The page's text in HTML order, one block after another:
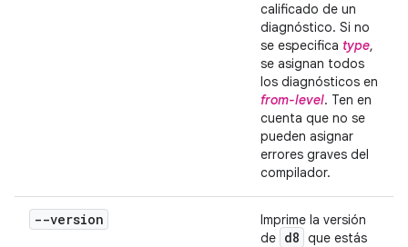
calificado de un
diagnóstico. Si no
se especifica type,
se asignan todos
los diagnósticos en
from-level. Ten en
cuenta que no se
pueden asignar
errores graves del
compilador.
--version
Imprime la versión
de d8 que estás